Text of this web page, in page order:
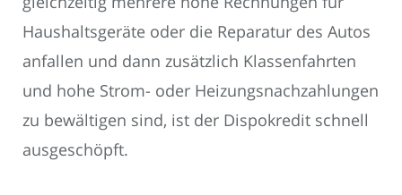
Haushaltsgeräte oder die Reparatur des Autos
anfallen und dann zusätzlich Klassenfahrten
und hohe Strom- oder Heizungsnachzahlungen
zu bewältigen sind, ist der Dispokredit schnell
ausgeschöpft.